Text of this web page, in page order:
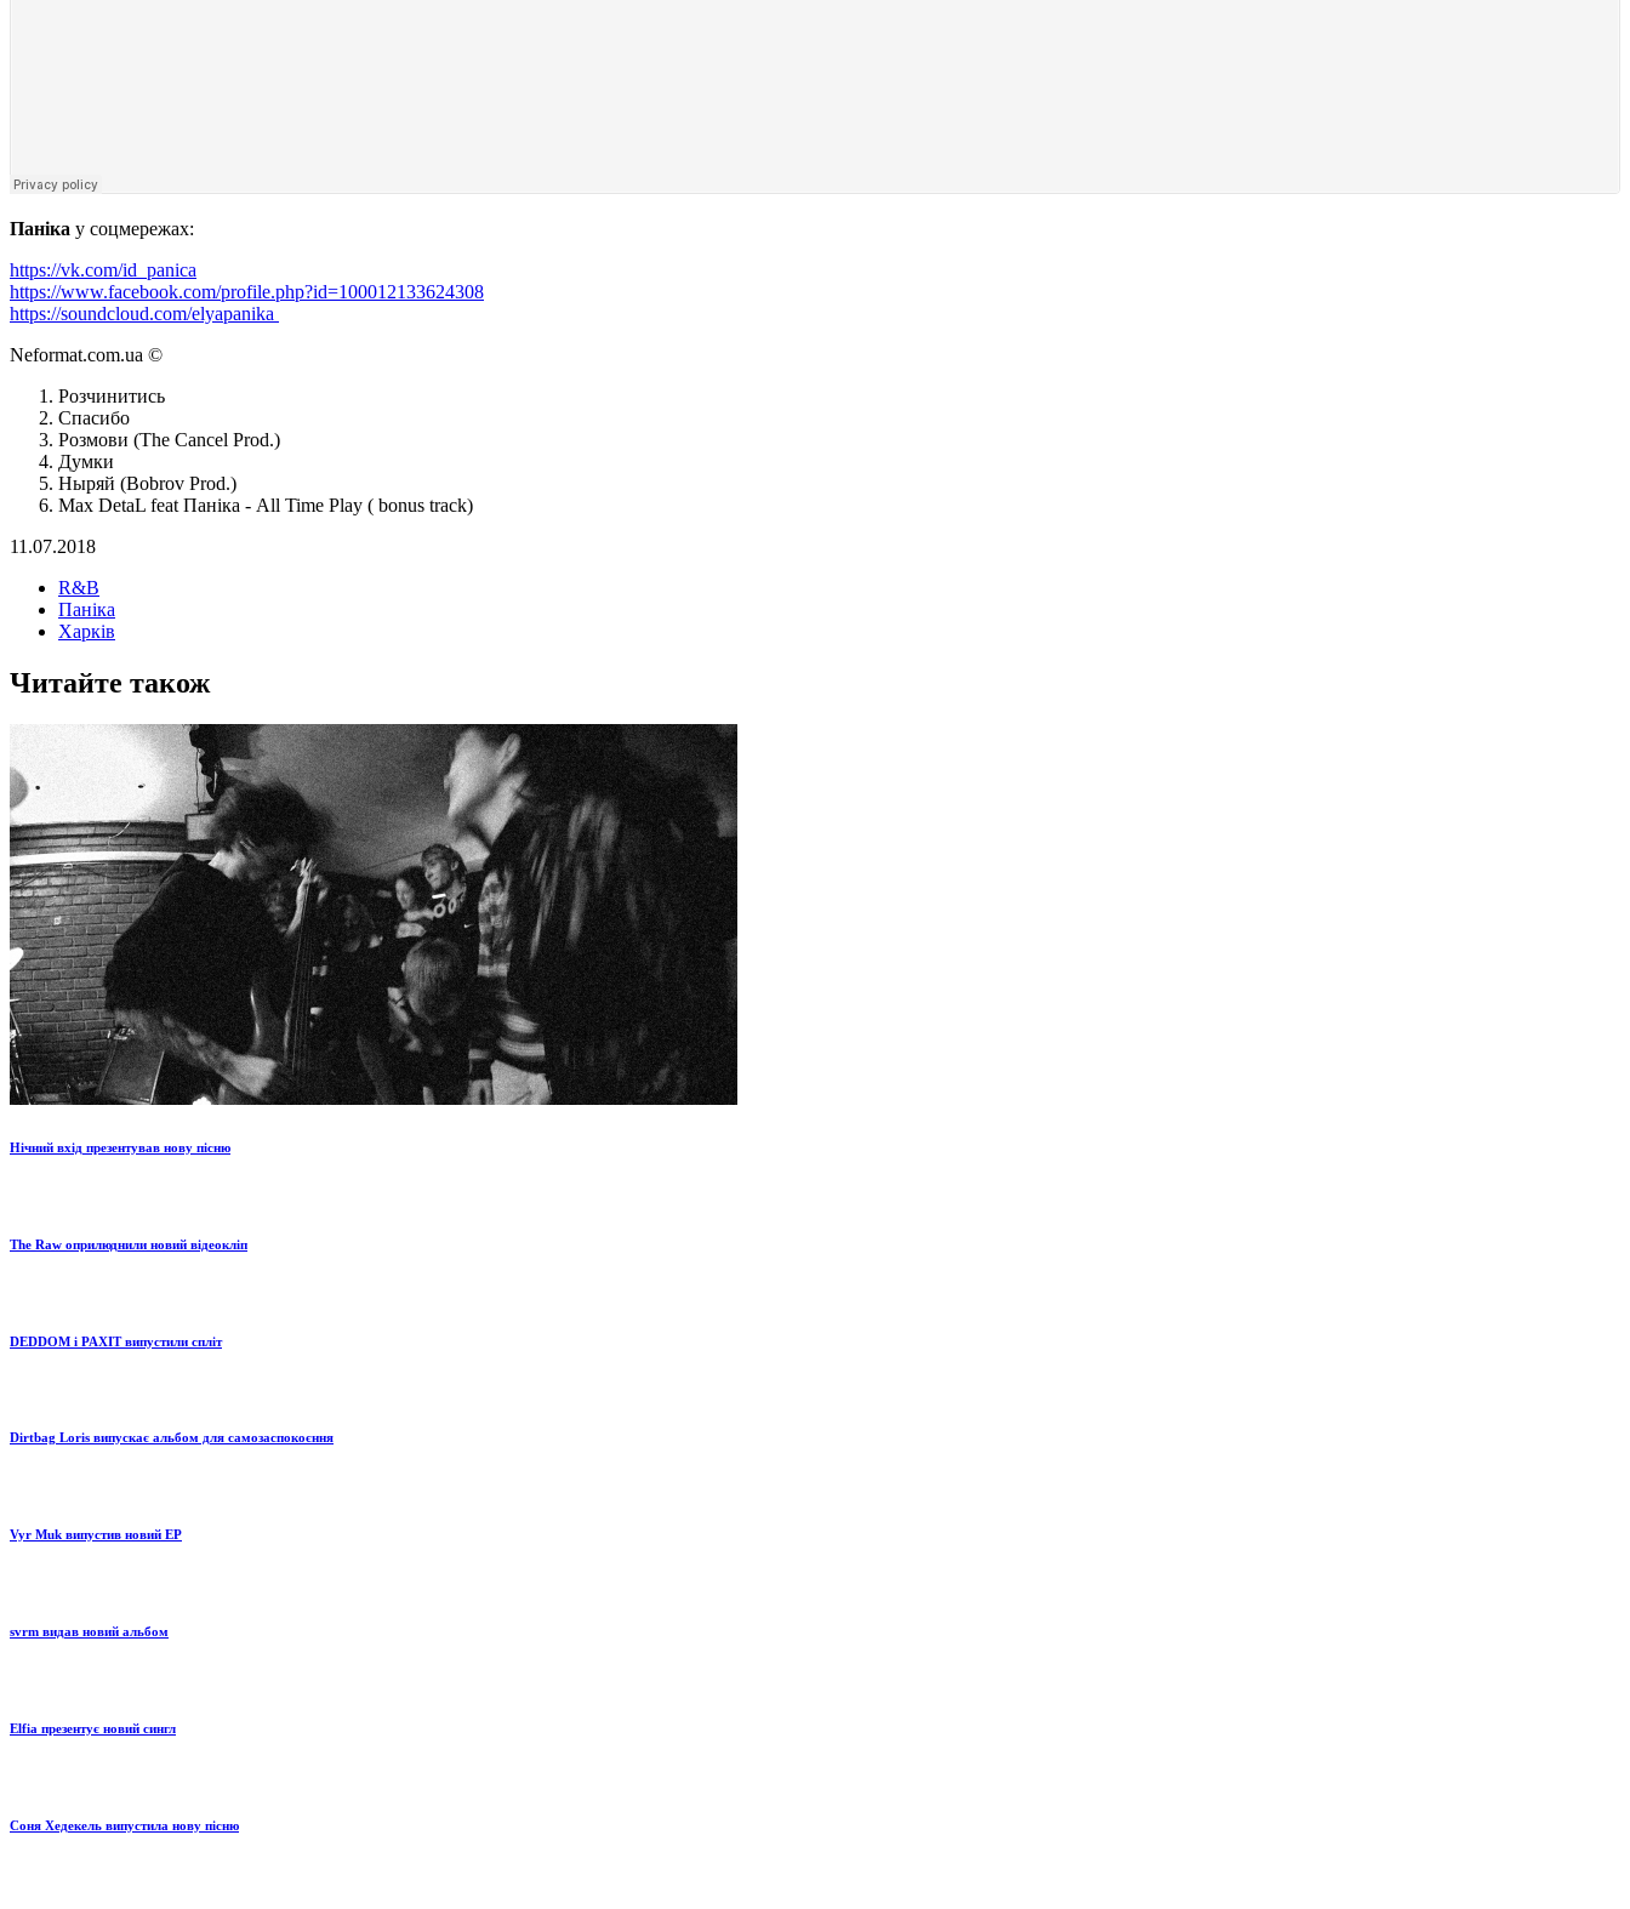
Паніка у соцмережах:
https://vk.com/id_panica
https://www.facebook.com/profile.php?id=100012133624308
https://soundcloud.com/elyapanika
Neformat.com.ua ©
Розчинитись
Спасибо
Розмови (The Cancel Prod.)
Думки
Ныряй (Bobrov Prod.)
Max DetaL feat Панiка - All Time Play ( bonus track)
11.07.2018
R&B
Панiка
Харків
Читайте також
Нічний вхід презентував нову пісню
The Raw оприлюднили новий відеокліп
DEDDOM і PAXIT випустили спліт
Dirtbag Loris випускає альбом для самозаспокоєння
Vyr Muk випустив новий EP
svrm видав новий альбом
Elfia презентує новий сингл
Соня Хедекель випустила нову пісню